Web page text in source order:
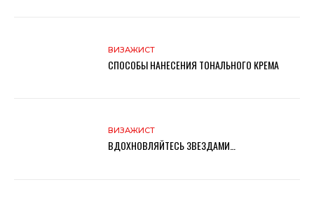
ВИЗАЖИСТ
СПОСОБЫ НАНЕСЕНИЯ ТОНАЛЬНОГО КРЕМА
ВИЗАЖИСТ
ВДОХНОВЛЯЙТЕСЬ ЗВЕЗДАМИ…